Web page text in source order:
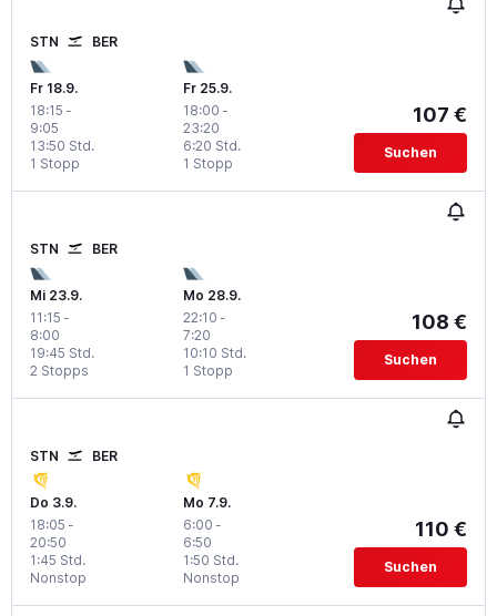
STN BER
Fr 18.9.
18:15 -
9:05
1 Stopp
13:50 Std.
Fr 25.9.
18:00 -
23:20
1 Stopp
6:20 Std.
107 €
Suchen
STN BER
Mi 23.9.
11:15 -
8:00
2 Stopps
19:45 Std.
Mo 28.9.
22:10 -
7:20
1 Stopp
10:10 Std.
108 €
Suchen
STN BER
Do 3.9.
18:05 -
20:50
Nonstop
1:45 Std.
Mo 7.9.
6:00 -
6:50
Nonstop
1:50 Std.
110 €
Suchen